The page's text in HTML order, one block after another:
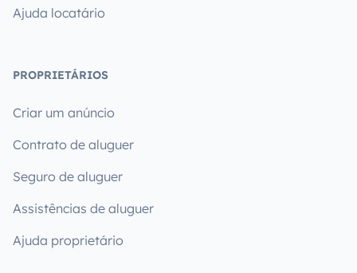
Ajuda locatário
PROPRIETÁRIOS
Criar um anúncio
Contrato de aluguer
Seguro de aluguer
Assistências de aluguer
Ajuda proprietário